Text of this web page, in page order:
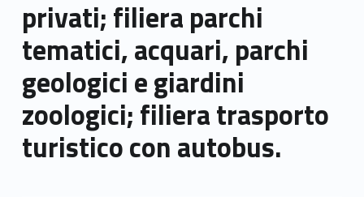
privati; filiera parchi
tematici, acquari, parchi
geologici e giardini
zoologici; filiera trasporto
turistico con autobus.